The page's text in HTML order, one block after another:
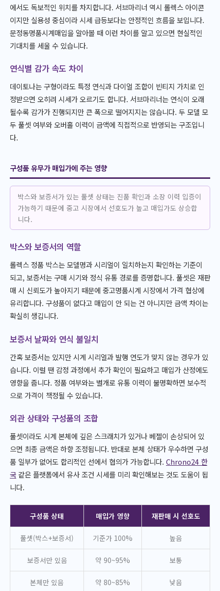
에서도 독보적인 위치를 차지합니다. 서브마리너 역시 롤렉스 아이콘
이지만 실용성 중심이라 시세 급등보다는 안정적인 흐름을 보입니다.
문정동명품시계매입을 알아볼 때 이런 차이를 알고 있으면 현실적인
기대치를 세울 수 있습니다.
연식별 감가 속도 차이
데이토나는 구형이라도 특정 연식과 다이얼 조합이 빈티지 가치로 인
정받으면 오히려 시세가 오르기도 합니다. 서브마리너는 연식이 오래
될수록 감가가 진행되지만 큰 폭으로 떨어지지는 않습니다. 두 모델 모
두 풀셋 여부와 오버홀 이력이 금액에 직접적으로 반영되는 구조입니
다.
구성품 유무가 매입가에 주는 영향
박스와 보증서가 있는 풀셋 상태는 진품 확인과 소장 이력 입증이
가능하기 때문에 중고 시장에서 선호도가 높고 매입가도 상승합
니다.
박스와 보증서의 역할
롤렉스 정품 박스는 모델명과 시리얼이 일치하는지 확인하는 기준이
되고, 보증서는 구매 시기와 정식 유통 경로를 증명합니다. 풀셋은 재판
매 시 신뢰도가 높아지기 때문에 중고명품시계 시장에서 가격 협상에
유리합니다. 구성품이 없다고 매입이 안 되는 건 아니지만 금액 차이는
확실히 생깁니다.
보증서 날짜와 연식 불일치
간혹 보증서는 있지만 시계 시리얼과 발행 연도가 맞지 않는 경우가 있
습니다. 이럴 땐 감정 과정에서 추가 확인이 필요하고 매입가 산정에도
영향을 줍니다. 정품 여부와는 별개로 유통 이력이 불명확하면 보수적
으로 가격이 책정될 수 있습니다.
외관 상태와 구성품의 조합
풀셋이라도 시계 본체에 깊은 스크래치가 있거나 베젤이 손상되어 있
으면 최종 금액은 하향 조정됩니다. 반대로 본체 상태가 우수하면 구성
품 일부가 없어도 합리적인 선에서 협의가 가능합니다. Chrono24 한
국같은 플랫폼에서 유사 조건 시세를 미리 확인해보는 것도 도움이 됩
니다.
구성품 상태 매입가 영향 재판매 시 선호도
풀셋(박스+보증서) 기준가 100% 높음
보증서만 있음 약 90~95% 보통
본체만 있음 약 80~85% 낮음